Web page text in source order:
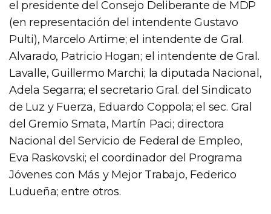
el presidente del Consejo Deliberante de MDP
(en representación del intendente Gustavo
Pulti), Marcelo Artime; el intendente de Gral.
Alvarado, Patricio Hogan; el intendente de Gral.
Lavalle, Guillermo Marchi; la diputada Nacional,
Adela Segarra; el secretario Gral. del Sindicato
de Luz y Fuerza, Eduardo Coppola; el sec. Gral
del Gremio Smata, Martín Paci; directora
Nacional del Servicio de Federal de Empleo,
Eva Raskovski; el coordinador del Programa
Jóvenes con Más y Mejor Trabajo, Federico
Ludueña; entre otros.